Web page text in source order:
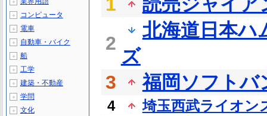
2
北海道日本ハ
ズ
3
福岡ソフトバ
4
埼玉西武ライオン
＋
＋ コンピュータ
＋ 電車
＋ 自動車・バイク
＋ 船
＋ 工学
＋ 建築・不動産
＋ 学問
＋ 文化